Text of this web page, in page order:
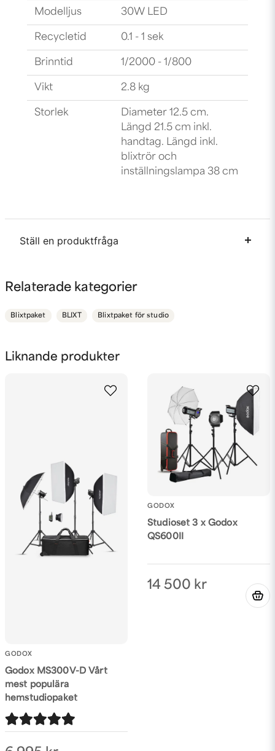
Liknande produkter
GODOX
Godox MS300V-D Vårt
mest populära
hemstudiopaket
GODOX
Studioset 3 x Godox
QS600II
14 500 kr
Modelljus 30W LED
Recycletid 0.1 - 1 sek
Brinntid 1/2000 - 1/800
Vikt 2.8 kg
Storlek
Diameter 12.5 cm.
Längd 21.5 cm inkl.
handtag. Längd inkl.
blixtrör och
inställningslampa 38 cm
Ställ en produktfråga
Fråga oss något om denna produkten...
Ja, ni får publicera min fråga
Relaterade kategorier
Blixtpaket BLIXT Blixtpaket för studio